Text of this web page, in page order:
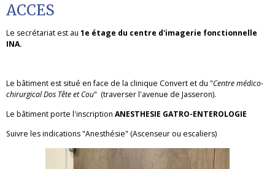
ACCES
Le secrétariat est au 1e étage du centre d'imagerie fonctionnelle
INA.
Le bâtiment est situé en face de la clinique Convert et du "Centre médico-
chirurgical Dos Tête et Cou" (traverser l'avenue de Jasseron).
Le bâtiment porte l'inscription ANESTHESIE GATRO-ENTEROLOGIE
Suivre les indications "Anesthésie" (Ascenseur ou escaliers)